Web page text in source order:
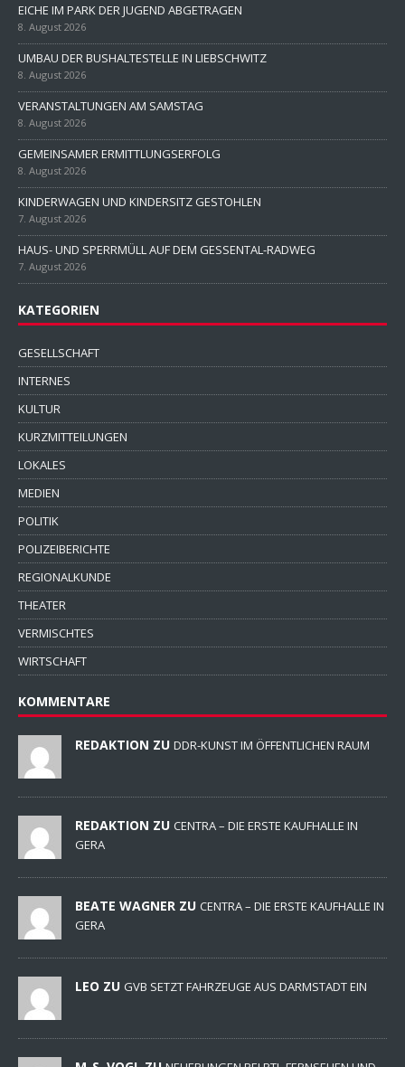
EICHE IM PARK DER JUGEND ABGETRAGEN
8. August 2026
UMBAU DER BUSHALTESTELLE IN LIEBSCHWITZ
8. August 2026
VERANSTALTUNGEN AM SAMSTAG
8. August 2026
GEMEINSAMER ERMITTLUNGSERFOLG
8. August 2026
KINDERWAGEN UND KINDERSITZ GESTOHLEN
7. August 2026
HAUS- UND SPERRMÜLL AUF DEM GESSENTAL-RADWEG
7. August 2026
KATEGORIEN
GESELLSCHAFT
INTERNES
KULTUR
KURZMITTEILUNGEN
LOKALES
MEDIEN
POLITIK
POLIZEIBERICHTE
REGIONALKUNDE
THEATER
VERMISCHTES
WIRTSCHAFT
KOMMENTARE
REDAKTION ZU DDR-KUNST IM ÖFFENTLICHEN RAUM
REDAKTION ZU CENTRA – DIE ERSTE KAUFHALLE IN
GERA
BEATE WAGNER ZU CENTRA – DIE ERSTE KAUFHALLE IN
GERA
LEO ZU GVB SETZT FAHRZEUGE AUS DARMSTADT EIN